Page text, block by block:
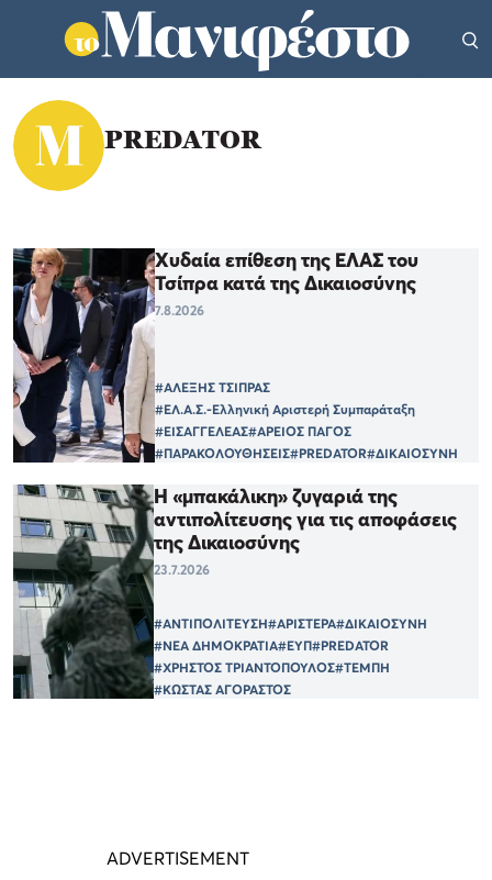
PREDATOR
Χυδαία επίθεση της ΕΛΑΣ του
Τσίπρα κατά της Δικαιοσύνης
7.8.2026
#ΑΛΕΞΗΣ ΤΣΙΠΡΑΣ
#ΕΛ.Α.Σ.-Ελληνική Αριστερή Συμπαράταξη
#ΕΙΣΑΓΓΕΛΕΑΣ#ΑΡΕΙΟΣ ΠΑΓΟΣ
#ΠΑΡΑΚΟΛΟΥΘΗΣΕΙΣ#PREDATOR#ΔΙΚΑΙΟΣΥΝΗ
Η «μπακάλικη» ζυγαριά της
αντιπολίτευσης για τις αποφάσεις
της Δικαιοσύνης
23.7.2026
#ΑΝΤΙΠΟΛΙΤΕΥΣΗ#ΑΡΙΣΤΕΡΑ#ΔΙΚΑΙΟΣΥΝΗ
#ΝΕΑ ΔΗΜΟΚΡΑΤΙΑ#ΕΥΠ#PREDATOR
#ΧΡΗΣΤΟΣ ΤΡΙΑΝΤΟΠΟΥΛΟΣ#ΤΕΜΠΗ
#ΚΩΣΤΑΣ ΑΓΟΡΑΣΤΟΣ